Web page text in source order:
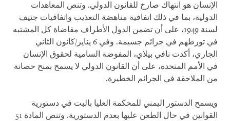
الإنسان هو انتهاك صارخ للقانون الدولي. وتنص المعاهدات
الدولية، بما في ذلك اتفاقية مناهضة التعذيب واتفاقيات جنيف
لسنة 1949، على أن تضمن الدول الأطراف مقاضاة كل المشتبه
في تورطهم في جرائم جسيمة. وفي 6 يناير/كانون الثاني
الجاري، أكدت نافي بيلاي، المفوضة السامية لحقوق الإنسان
في الأمم المتحدة، على أن القانون الدولي لا يسمح بمنح حصانة
من الملاحقة في الجرائم الخطيرة.
ويسمح الدستور اليمني للمحكمة العليا بالبت في دستورية
القوانين في حال الطعن عليها بعدم الدستورية. وتنص المادة 51